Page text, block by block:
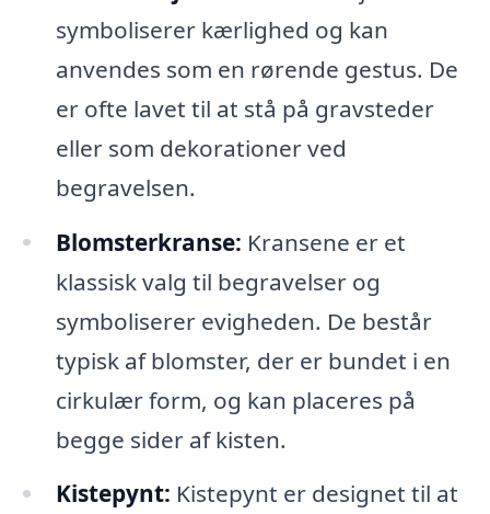
symboliserer kærlighed og kan
anvendes som en rørende gestus. De
er ofte lavet til at stå på gravsteder
eller som dekorationer ved
begravelsen.
Blomsterkranse: Kransene er et
klassisk valg til begravelser og
symboliserer evigheden. De består
typisk af blomster, der er bundet i en
cirkulær form, og kan placeres på
begge sider af kisten.
Kistepynt: Kistepynt er designet til at